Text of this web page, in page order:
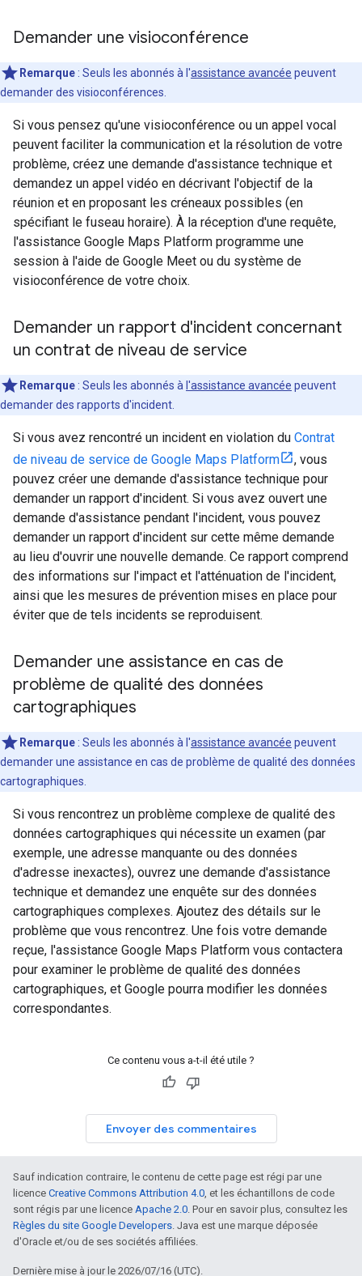
Demander une visioconférence
Remarque : Seuls les abonnés à l'assistance avancée peuvent
demander des visioconférences.
Si vous pensez qu'une visioconférence ou un appel vocal
peuvent faciliter la communication et la résolution de votre
problème, créez une demande d'assistance technique et
demandez un appel vidéo en décrivant l'objectif de la
réunion et en proposant les créneaux possibles (en
spécifiant le fuseau horaire). À la réception d'une requête,
l'assistance Google Maps Platform programme une
session à l'aide de Google Meet ou du système de
visioconférence de votre choix.
Demander un rapport d'incident concernant
un contrat de niveau de service
Remarque : Seuls les abonnés à l'assistance avancée peuvent
demander des rapports d'incident.
Si vous avez rencontré un incident en violation du Contrat
de niveau de service de Google Maps Platform
, vous
pouvez créer une demande d'assistance technique pour
demander un rapport d'incident. Si vous avez ouvert une
demande d'assistance pendant l'incident, vous pouvez
demander un rapport d'incident sur cette même demande
au lieu d'ouvrir une nouvelle demande. Ce rapport comprend
des informations sur l'impact et l'atténuation de l'incident,
ainsi que les mesures de prévention mises en place pour
éviter que de tels incidents se reproduisent.
Demander une assistance en cas de
problème de qualité des données
cartographiques
Remarque : Seuls les abonnés à l'assistance avancée peuvent
demander une assistance en cas de problème de qualité des données
cartographiques.
Si vous rencontrez un problème complexe de qualité des
données cartographiques qui nécessite un examen (par
exemple, une adresse manquante ou des données
d'adresse inexactes), ouvrez une demande d'assistance
technique et demandez une enquête sur des données
cartographiques complexes. Ajoutez des détails sur le
problème que vous rencontrez. Une fois votre demande
reçue, l'assistance Google Maps Platform vous contactera
pour examiner le problème de qualité des données
cartographiques, et Google pourra modifier les données
correspondantes.
Ce contenu vous a-t-il été utile ?
Envoyer des commentaires
Sauf indication contraire, le contenu de cette page est régi par une
licence Creative Commons Attribution 4.0 , et les échantillons de code
sont régis par une licence Apache 2.0 . Pour en savoir plus, consultez les
Règles du site Google Developers . Java est une marque déposée
d'Oracle et/ou de ses sociétés affiliées.
Dernière mise à jour le 2026/07/16 (UTC).